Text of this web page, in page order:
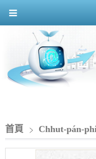
首頁 Chhut-pán-